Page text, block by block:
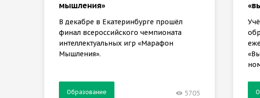
мышления»
В декабре в Екатеринбурге прошёл
финал всероссийского чемпионата
интеллектуальных игр «Марафон
Мышления».
Образование 5705